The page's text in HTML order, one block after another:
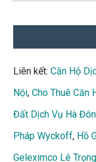
Liên kết:Căn Hộ
Nội,Cho Thuê Căn
Đất Dịch Vụ Hà
Pháp Wyckoff, Hồ
Geleximco Lê